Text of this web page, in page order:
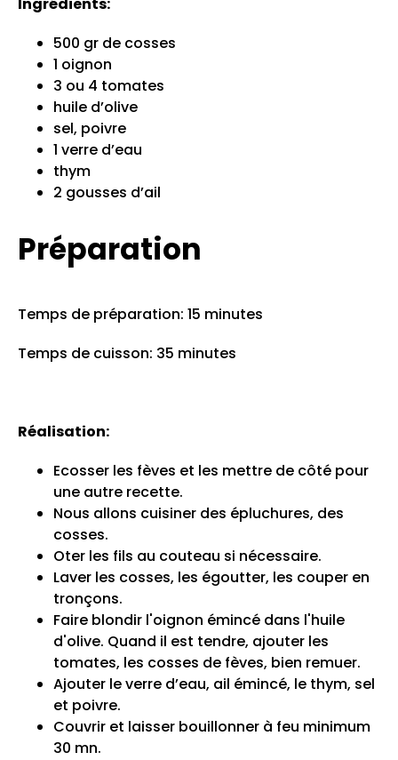
Ingrédients:
500 gr de cosses
1 oignon
3 ou 4 tomates
huile d’olive
sel, poivre
1 verre d’eau
thym
2 gousses d’ail
Préparation
Temps de préparation: 15 minutes
Temps de cuisson: 35 minutes
Réalisation:
Ecosser les fèves et les mettre de côté pour
une autre recette.
Nous allons cuisiner des épluchures, des
cosses.
Oter les fils au couteau si nécessaire.
Laver les cosses, les égoutter, les couper en
tronçons.
Faire blondir l'oignon émincé dans l'huile
d'olive. Quand il est tendre, ajouter les
tomates, les cosses de fèves, bien remuer.
Ajouter le verre d’eau, ail émincé, le thym, sel
et poivre.
Couvrir et laisser bouillonner à feu minimum
30 mn.